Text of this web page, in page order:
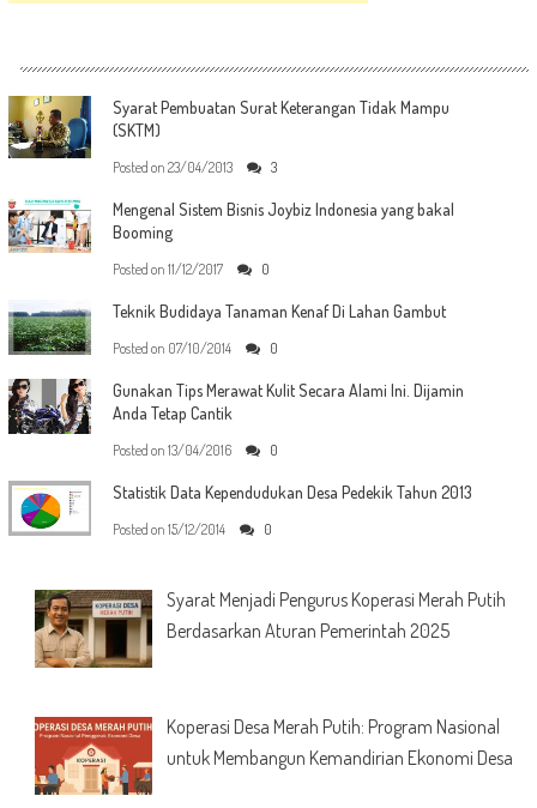
Syarat Pembuatan Surat Keterangan Tidak Mampu
(SKTM)
Posted on 23/04/2013 3
Mengenal Sistem Bisnis Joybiz Indonesia yang bakal
Booming
Posted on 11/12/2017 0
Teknik Budidaya Tanaman Kenaf Di Lahan Gambut
Posted on 07/10/2014 0
Gunakan Tips Merawat Kulit Secara Alami Ini. Dijamin
Anda Tetap Cantik
Posted on 13/04/2016 0
Statistik Data Kependudukan Desa Pedekik Tahun 2013
Posted on 15/12/2014 0
Syarat Menjadi Pengurus Koperasi Merah Putih
Berdasarkan Aturan Pemerintah 2025
Koperasi Desa Merah Putih: Program Nasional
untuk Membangun Kemandirian Ekonomi Desa